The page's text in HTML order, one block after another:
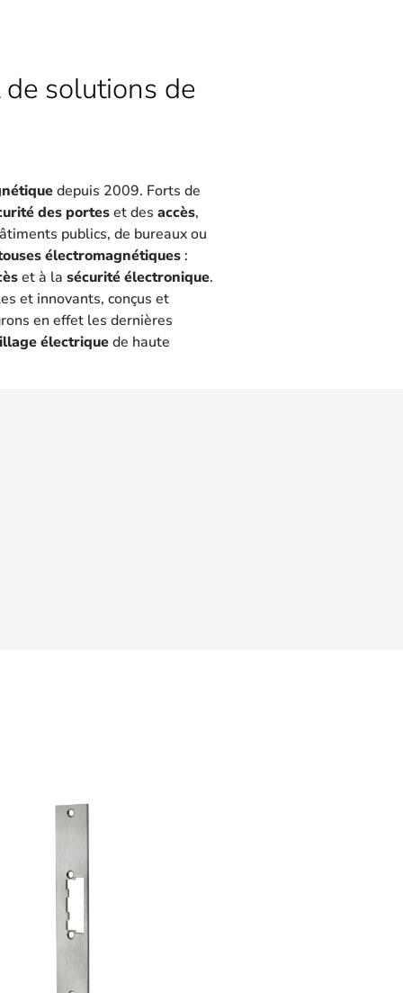
solutions de
depuis 2009. Forts de
des porteset des accès,
publics, de bureaux ou
électromagnétiques :
et à la sécurité électronique.
et innovants, conçus et
en effet les dernières
électriquede haute